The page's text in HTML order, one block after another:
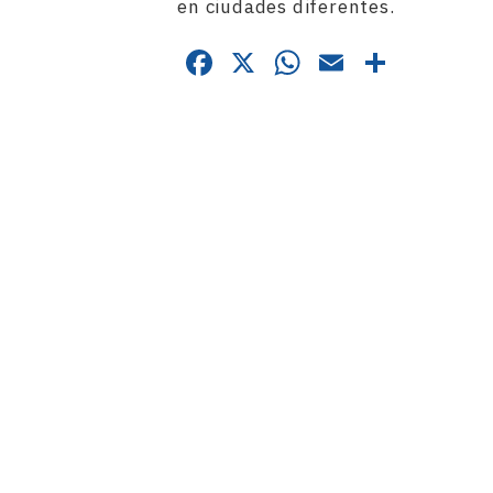
en ciudades diferentes.
Facebook
X WhatsApp
Email